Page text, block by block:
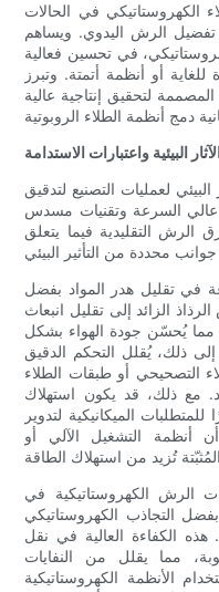
الكهروستاتيكي في الحالات
تفضيل الرش اليدوي. ويساهم
في تحسين فعالية
أو أنظمة أتمتة. وتبرز
لتحقيق إنتاجية عالية
الآثار البيئية واعتبارات الاستدامة
لعمليات التصنيع لتدقيق
عالي السرعة وتقنيات مسدس
الرش التقليدية فيما يتعلق
في تقليل هدر المواد بفضل
الزائد إلى تقليل انبعاث
مما يُحسّن جودة الهواء بشكل
ذلك، يُقلل التحكم الدقيق
التصحيحي أو طبقات الطلاء
مع ذلك، قد يكون استهلاك
الميكانيكية لتدوير
أنظمة التشغيل الآلي أو
الكهروستاتيكية في
التجاذب الكهروستاتيكي
الكفاءة العالية في نقل
مما يقلل من النفايات
الأنظمة الكهروستاتيكية